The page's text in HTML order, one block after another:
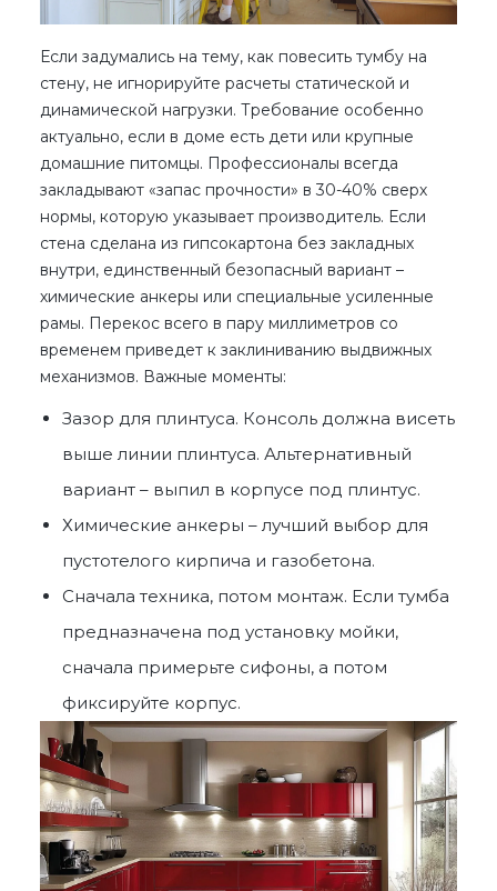
Если задумались на тему, как повесить тумбу на
стену, не игнорируйте расчеты статической и
динамической нагрузки. Требование особенно
актуально, если в доме есть дети или крупные
домашние питомцы. Профессионалы всегда
закладывают «запас прочности» в 30-40% сверх
нормы, которую указывает производитель. Если
стена сделана из гипсокартона без закладных
внутри, единственный безопасный вариант –
химические анкеры или специальные усиленные
рамы. Перекос всего в пару миллиметров со
временем приведет к заклиниванию выдвижных
механизмов. Важные моменты:
Зазор для плинтуса. Консоль должна висеть
выше линии плинтуса. Альтернативный
вариант – выпил в корпусе под плинтус.
Химические анкеры – лучший выбор для
пустотелого кирпича и газобетона.
Сначала техника, потом монтаж. Если тумба
предназначена под установку мойки,
сначала примерьте сифоны, а потом
фиксируйте корпус.